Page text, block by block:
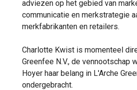
adviezen op het gebied van
communicatie en merkstrategie
merkfabrikanten en retailers.
Charlotte Kwist is momenteel
Greenfee N.V., de vennootschap
Hoyer haar belang in L'Arche
ondergebracht.